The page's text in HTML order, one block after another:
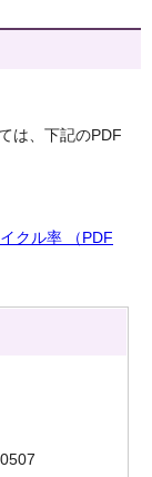
は、下記のPDF
クル率 （PDF